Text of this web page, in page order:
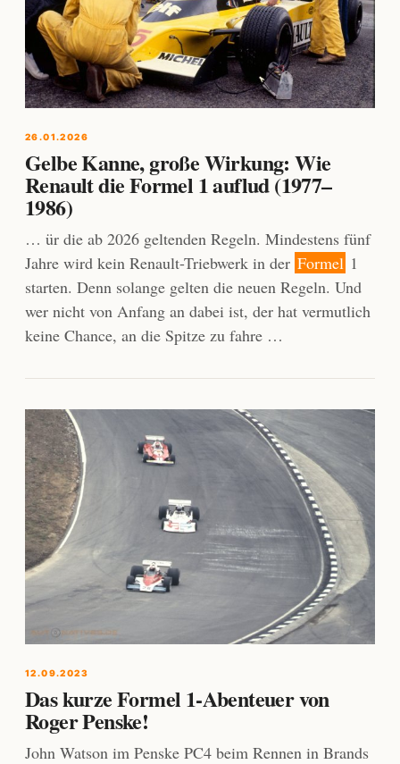
26.01.2026
Gelbe Kanne, große Wirkung: Wie
Renault die Formel 1 auflud (1977–
1986)
… ür die ab 2026 geltenden Regeln. Mindestens fünf
Jahre wird kein Renault-Triebwerk in der Formel 1
starten. Denn solange gelten die neuen Regeln. Und
wer nicht von Anfang an dabei ist, der hat vermutlich
keine Chance, an die Spitze zu fahre …
12.09.2023
Das kurze Formel 1-Abenteuer von
Roger Penske!
John Watson im Penske PC4 beim Rennen in Brands